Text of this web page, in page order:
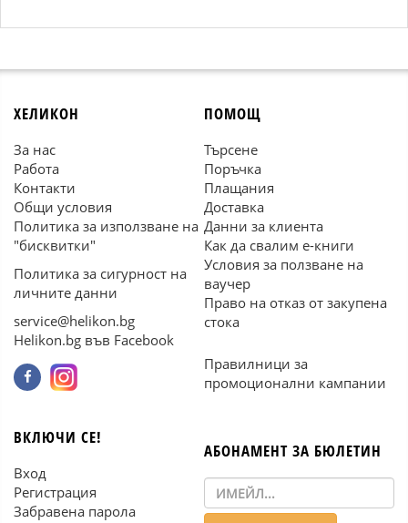
ХЕЛИКОН
За нас
Работа
Контакти
Общи условия
Политика за използване на
"бисквитки"
Политика за сигурност на
личните данни
service@helikon.bg
Helikon.bg във Facebook
ПОМОЩ
Търсене
Поръчка
Плащания
Доставка
Данни за клиента
Как да свалим е-книги
Условия за ползване на
ваучер
Право на отказ от закупена
стока
Правилници за
промоционални кампании
ВКЛЮЧИ СЕ!
Вход
Регистрация
Забравена парола
АБОНАМЕНТ ЗА БЮЛЕТИН